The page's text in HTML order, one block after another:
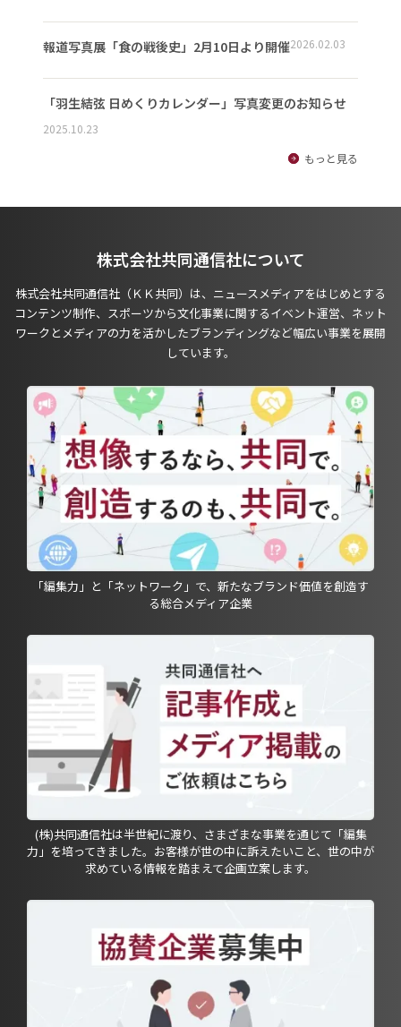
報道写真展「食の戦後史」2月10日より開催2026.02.03
「羽生結弦 日めくりカレンダー」写真変更のお知らせ
2025.10.23
もっと見る
株式会社共同通信社について
株式会社共同通信社（ＫＫ共同）は、ニュースメディアをはじめとする
コンテンツ制作、スポーツから文化事業に関するイベント運営、ネット
ワークとメディアの力を活かしたブランディングなど幅広い事業を展開
しています。
「編集力」と「ネットワーク」で、新たなブランド価値を創造す
る総合メディア企業
(株)共同通信社は半世紀に渡り、さまざまな事業を通じて「編集
力」を培ってきました。お客様が世の中に訴えたいこと、世の中が
求めている情報を踏まえて企画立案します。